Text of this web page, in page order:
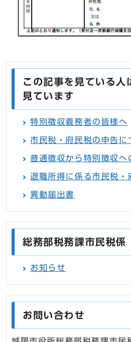
この記事を見ている人
見ています
特別徴収義務者の皆様へ
市民税・府民税の申告に
普通徴収から特別徴収へ
退職所得に係る市民税・
異動届出書
総務部税務課市民税係
お知らせ
お問い合わせ